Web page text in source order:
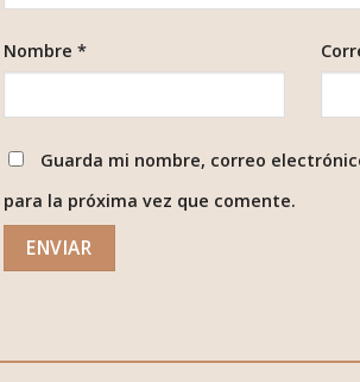
Nombre *
Guarda mi nombre, correo
para la próxima vez que comente.